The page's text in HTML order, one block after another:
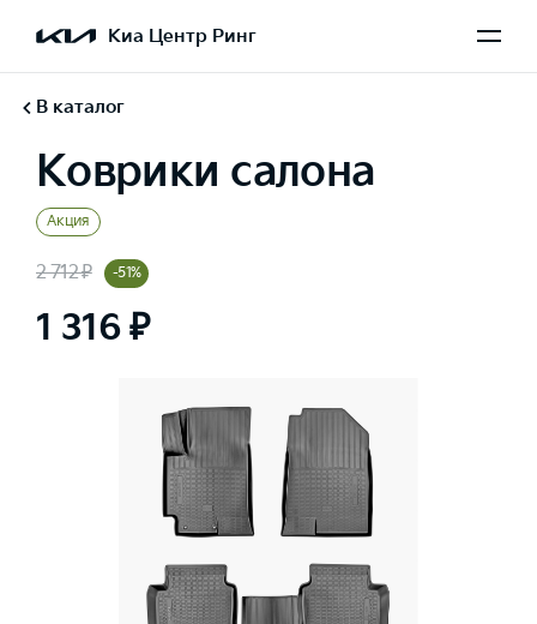
Киа Центр Ринг
В каталог
Коврики салона
Акция
2 712 ₽ -51%
1 316 ₽